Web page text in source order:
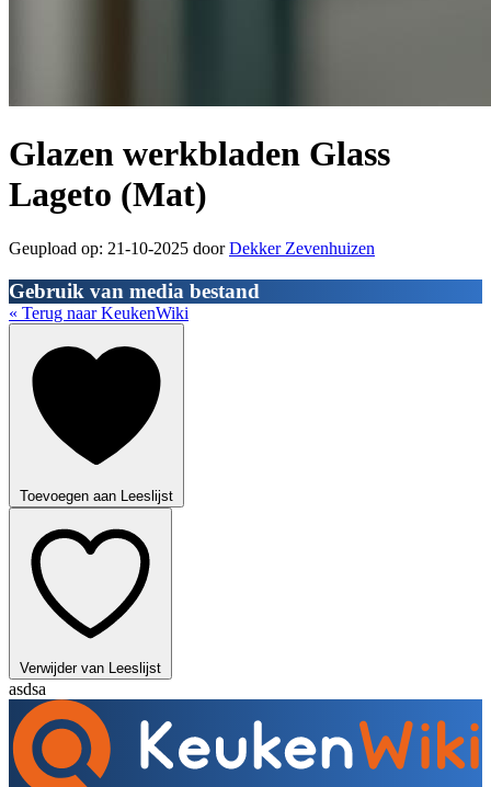
Glazen werkbladen Glass
Lageto (Mat)
Geupload op: 21-10-2025 doorDekker Zevenhuizen
Gebruik van media bestand
« Terug naar KeukenWiki
Toevoegen aan Leeslijst
Verwijder van Leeslijst
asdsa